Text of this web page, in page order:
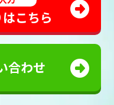
こちら
合わせ